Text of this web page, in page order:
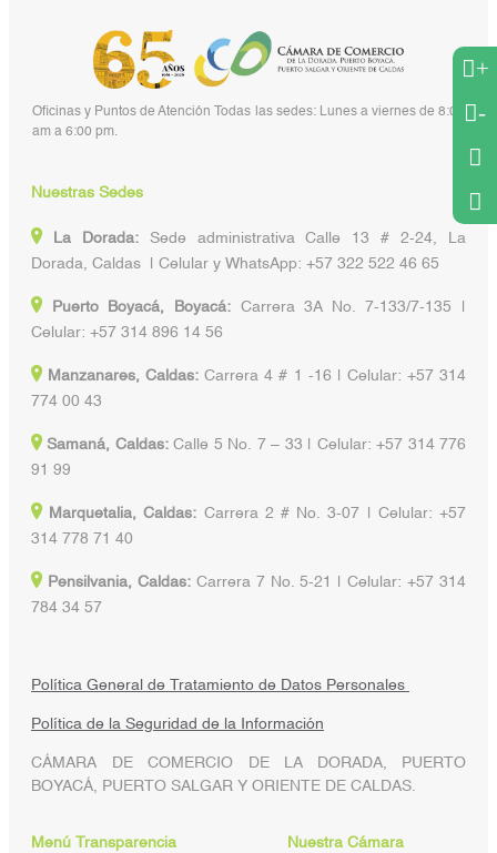
+
-
Oficinas y Puntos de Atención Todas las sedes: Lunes a viernes de 8:00
am a 6:00 pm.
Nuestras Sedes
La Dorada:Sede administrativa Calle 13 # 2-24, La
Dorada, Caldas | Celular y WhatsApp: +57 322 522 46 65
Puerto Boyacá, Boyacá:Carrera 3A No. 7-133/7-135 |
Celular: +57 314 896 14 56
Manzanares, Caldas: Carrera 4 # 1 -16 | Celular: +57 314
774 00 43
Samaná, Caldas:Calle 5 No. 7 – 33 | Celular: +57 314 776
91 99
Marquetalia, Caldas: Carrera 2 # No. 3-07 | Celular: +57
314 778 71 40
Pensilvania, Caldas:Carrera 7 No. 5-21 | Celular: +57 314
784 34 57
Política General de Tratamiento de Datos Personales
Política de la Seguridad de la Información
CÁMARA DE COMERCIO DE LA DORADA, PUERTO
BOYACÁ, PUERTO SALGAR Y ORIENTE DE CALDAS.
Menú Transparencia Nuestra Cámara